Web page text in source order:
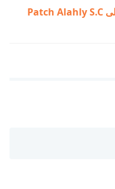
بيس 2021 PES باتش النادي الاهلى Patch Alahly S.C